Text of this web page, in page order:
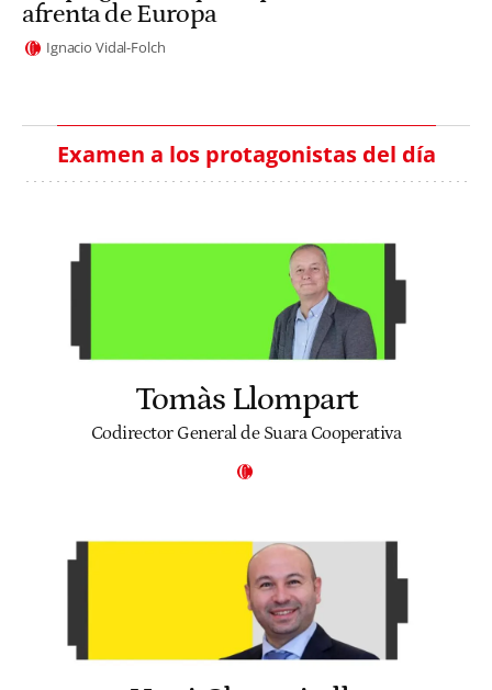
afrenta de Europa
Ignacio Vidal-Folch
Examen a los protagonistas del día
Tomàs Llompart
Codirector General de Suara Cooperativa